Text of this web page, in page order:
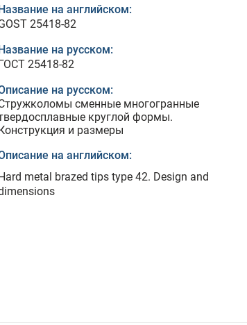
на английском:
25418-82
на русском:
25418-82
на русском:
сменные многогранные
круглой формы.
и размеры
на английском:
metal brazed tips type 42. Design and